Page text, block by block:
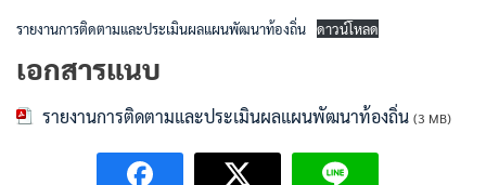
รายงานการติดตามและประเมินผลแผนพัฒนาท้องถิ่น ดาวน์โหลด
เอกสารแนบ
รายงานการติดตามและประเมินผลแผนพัฒนาท้องถิ่น (3 MB)